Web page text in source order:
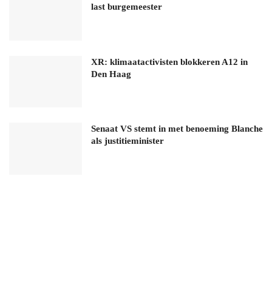
last burgemeester
XR: klimaatactivisten blokkeren A12 in
Den Haag
Senaat VS stemt in met benoeming Blanche
als justitieminister